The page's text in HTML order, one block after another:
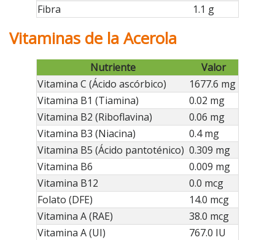
Fibra
1.1 g
Vitaminas de la Acerola
Nutriente
Valor
Vitamina C (Ácido ascórbico)
1677.6 mg
Vitamina B1 (Tiamina)
0.02 mg
Vitamina B2 (Riboflavina)
0.06 mg
Vitamina B3 (Niacina)
0.4 mg
Vitamina B5 (Ácido pantoténico) 0.309 mg
Vitamina B6
0.009 mg
Vitamina B12
0.0 mcg
Folato (DFE)
14.0 mcg
Vitamina A (RAE)
38.0 mcg
Vitamina A (UI)
767.0 IU